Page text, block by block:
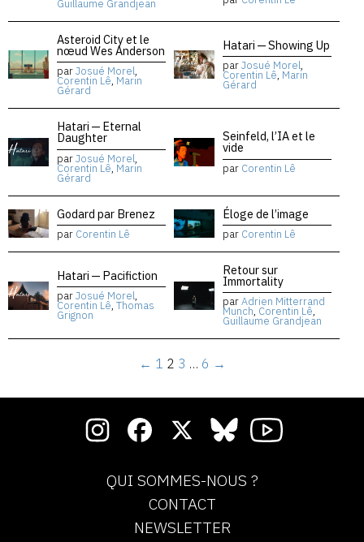
Guillaume Grandjean
Asteroid City et le
nœud Wes Anderson
parJosué Morel,
Corentin Lê, Marin
Gérard
Hatari — Showing Up
parJosué Morel,
Corentin Lê, Marin
Gérard
Hatari — Eternal
Daughter
parJosué Morel,
Corentin Lê, Marin
Gérard
Seinfeld, l’IA et le
vide
par Corentin Lê
Godard par Brenez
par Corentin Lê
Éloge de l’image
par Corentin Lê
Hatari — Pacifiction
parJosué Morel,
Corentin Lê, Thomas
Grignon
Retour sur
Immortality
parAdrien Mitterrand
Munch, Corentin Lê,
Guillaume Grandjean
← 1 2 3 … 6 →
QUI SOMMES-NOUS ?
CONTACT
NEWSLETTER